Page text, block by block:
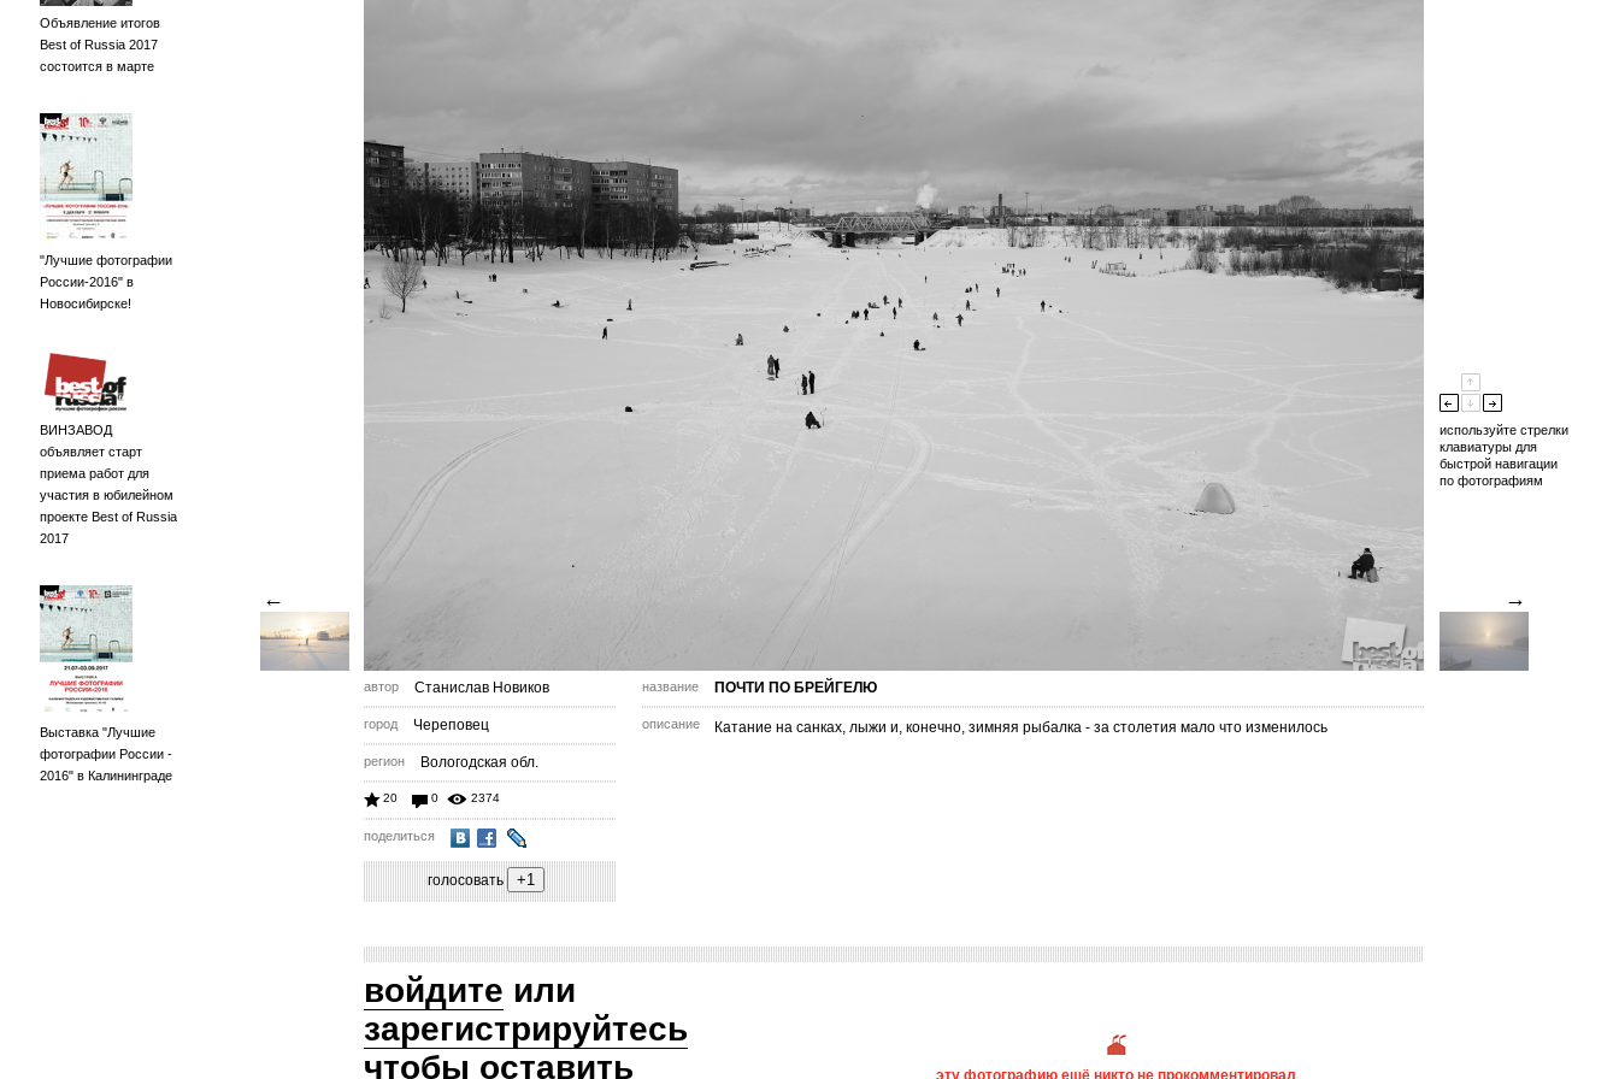
Объявление итогов
Best of Russia 2017
состоится в марте
"Лучшие фотографии
России-2016" в
Новосибирске!
ВИНЗАВОД
объявляет старт
приема работ для
участия в юбилейном
проекте Best of Russia
2017
Выставка "Лучшие
фотографии России -
2016" в Калининграде
← →
используйте стрелки
клавиатуры для
быстрой навигации
по фотографиям
автор Станислав Новиков
город Череповец
регион Вологодская обл.
20 0 2374
поделиться
голосовать
название ПОЧТИ ПО БРЕЙГЕЛЮ
описание Катание на санках, лыжи и, конечно, зимняя рыбалка - за столетия мало что изменилось
войдите или
зарегистрируйтесь
чтобы оставить
эту фотографию ещё никто не прокомментировал